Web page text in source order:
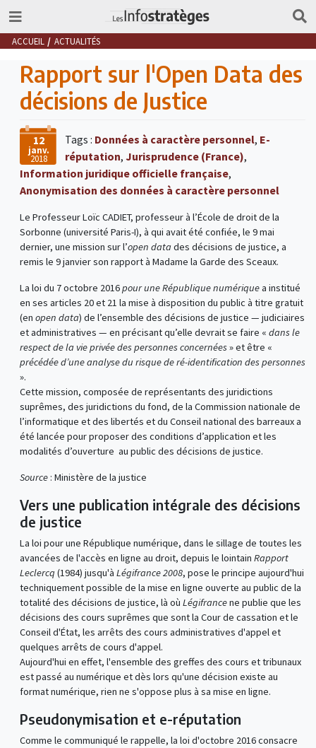
ACCUEIL ACTUALITÉS
Rapport sur l'Open Data des
décisions de Justice
12
janv.
2018
Tags : Données à caractère personnel, E-
réputation, Jurisprudence (France),
Information juridique officielle française,
Anonymisation des données à caractère personnel
Le Professeur Loïc CADIET, professeur à l’École de droit de la
Sorbonne (université Paris-I), à qui avait été confiée, le 9 mai
dernier, une mission sur l’open datades décisions de justice, a
remis le 9 janvier son rapport à Madame la Garde des Sceaux.
La loi du 7 octobre 2016pour une République numériquea institué
en ses articles 20 et 21 la mise à disposition du public à titre gratuit
(en open data) de l’ensemble des décisions de justice — judiciaires
et administratives — en précisant qu’elle devrait se faire « dans le
respect de la vie privée des personnes concernées » et être «
précédée d’une analyse du risque de ré-identification des personnes
».
Cette mission, composée de représentants des juridictions
suprêmes, des juridictions du fond, de la Commission nationale de
l’informatique et des libertés et du Conseil national des barreaux a
été lancée pour proposer des conditions d’application et les
modalités d’ouverture au public des décisions de justice.
Source : Ministère de la justice
Vers une publication intégrale des décisions
de justice
La loi pour une République numérique, dans le sillage de toutes les
avancées de l'accès en ligne au droit, depuis le lointain Rapport
Leclercq(1984) jusqu'à Légifrance 2008, pose le principe aujourd'hui
techniquement possible de la mise en ligne ouverte au public de la
totalité des décisions de justice, là où Légifrancene publie que les
décisions des cours suprêmes que sont la Cour de cassation et le
Conseil d'État, les arrêts des cours administratives d'appel et
quelques arrêts de cours d'appel.
Aujourd'hui en effet, l'ensemble des greffes des cours et tribunaux
est passé au numérique et dès lors qu'une décision existe au
format numérique, rien ne s'oppose plus à sa mise en ligne.
Pseudonymisation et e-réputation
Comme le communiqué le rappelle, la loi d'octobre 2016 consacre